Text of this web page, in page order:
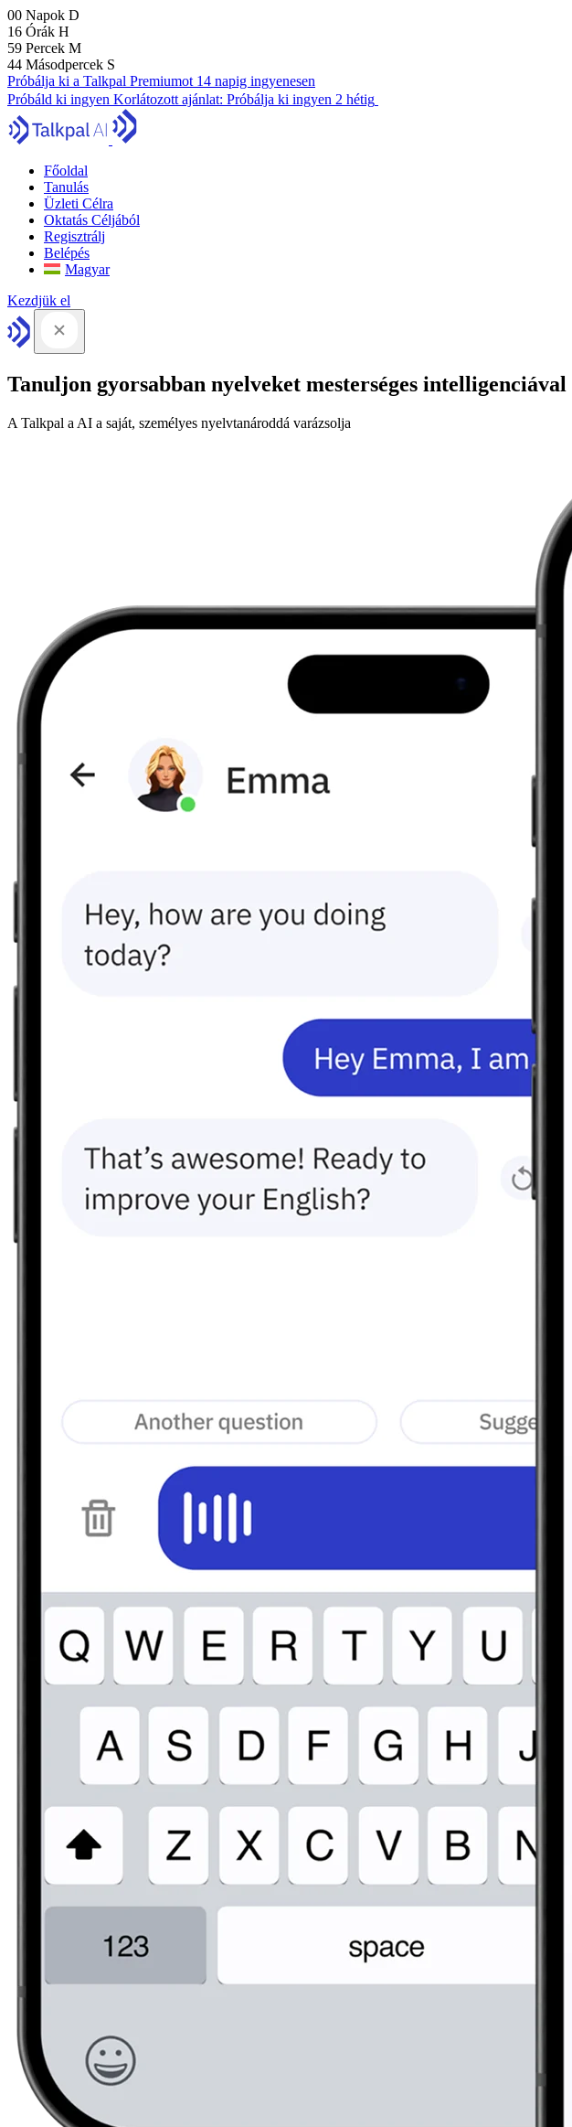
00 Napok D
16 Órák H
59 Percek M
43 Másodpercek S
Próbálja ki a Talkpal Premiumot 14 napig ingyenesen
Próbáld ki ingyen Korlátozott ajánlat: Próbálja ki ingyen 2 hétig
Főoldal
Tanulás
Üzleti Célra
Oktatás Céljából
Regisztrálj
Belépés
Magyar
Kezdjük el
Tanuljon gyorsabban nyelveket mesterséges intelligenciával
A Talkpal a AI a saját, személyes nyelvtanároddá varázsolja